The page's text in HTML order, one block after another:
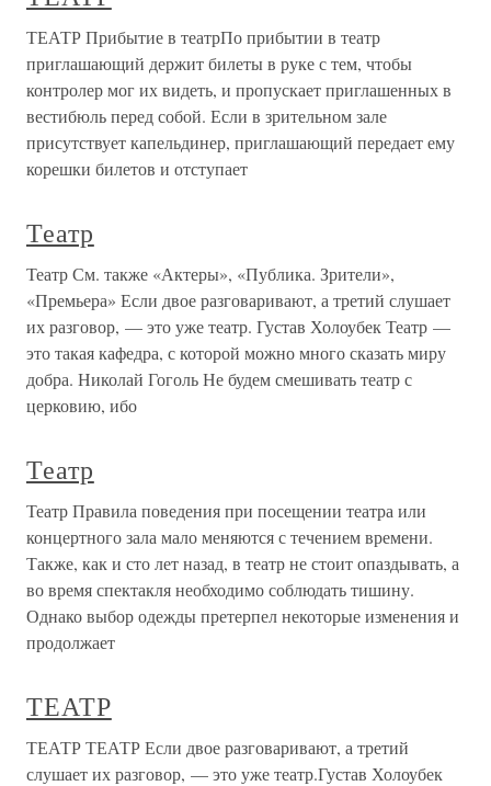
ТЕАТР Прибытие в театрПо прибытии в театр
приглашающий держит билеты в руке с тем, чтобы
контролер мог их видеть, и пропускает приглашенных в
вестибюль перед собой. Если в зрительном зале
присутствует капельдинер, приглашающий передает ему
корешки билетов и отступает
Театр
Театр См. также «Актеры», «Публика. Зрители»,
«Премьера» Если двое разговаривают, а третий слушает
их разговор, — это уже театр. Густав Холоубек Театр —
это такая кафедра, с которой можно много сказать миру
добра. Николай Гоголь Не будем смешивать театр с
церковию, ибо
Театр
Театр Правила поведения при посещении театра или
концертного зала мало меняются с течением времени.
Также, как и сто лет назад, в театр не стоит опаздывать, а
во время спектакля необходимо соблюдать тишину.
Однако выбор одежды претерпел некоторые изменения и
продолжает
ТЕАТР
ТЕАТР ТЕАТР Если двое разговаривают, а третий
слушает их разговор, — это уже театр.Густав Холоубек